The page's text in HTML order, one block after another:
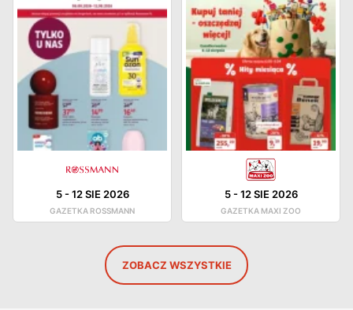
5-12 SIE 2026
GAZETKA ROSSMANN
5-12 SIE 2026
GAZETKA MAXI ZOO
ZOBACZ WSZYSTKIE